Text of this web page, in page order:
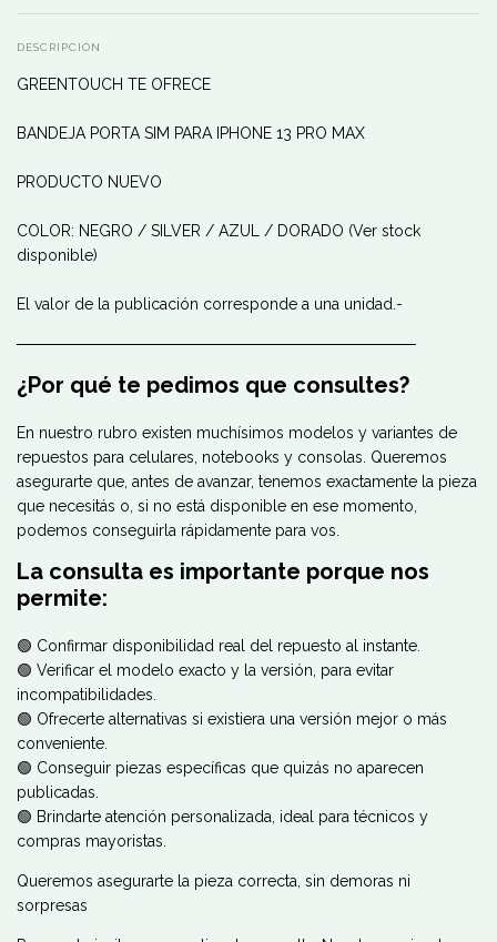
DESCRIPCIÓN
GREENTOUCH TE OFRECE
BANDEJA PORTA SIM PARA IPHONE 13 PRO MAX
PRODUCTO NUEVO
COLOR: NEGRO / SILVER / AZUL / DORADO (Ver stock
disponible)
El valor de la publicación corresponde a una unidad.-
────────────────────────────────────
¿Por qué te pedimos que consultes?
En nuestro rubro existen muchísimos modelos y variantes de
repuestos para celulares, notebooks y consolas. Queremos
asegurarte que, antes de avanzar, tenemos exactamente la pieza
que necesitás o, si no está disponible en ese momento,
podemos conseguirla rápidamente para vos.
La consulta es importante porque nos
permite:
🟢 Confirmar disponibilidad real del repuesto al instante.
🟢 Verificar el modelo exacto y la versión, para evitar
incompatibilidades.
🟢 Ofrecerte alternativas si existiera una versión mejor o más
conveniente.
🟢 Conseguir piezas específicas que quizás no aparecen
publicadas.
🟢 Brindarte atención personalizada, ideal para técnicos y
compras mayoristas.
Queremos asegurarte la pieza correcta, sin demoras ni
sorpresas